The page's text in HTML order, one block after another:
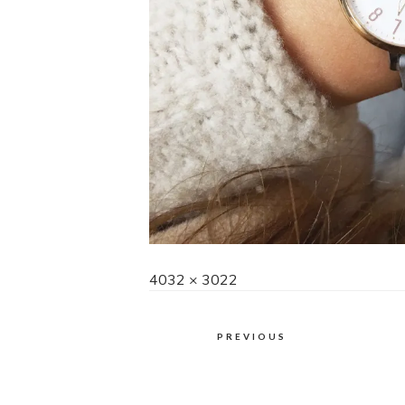
Full
4032 × 3022
PREVIOUS